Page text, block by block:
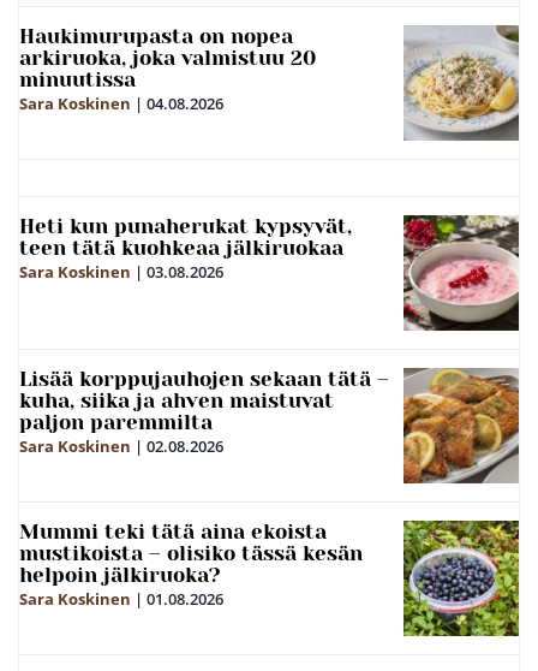
Haukimurupasta on nopea
arkiruoka, joka valmistuu 20
minuutissa
Sara Koskinen | 04.08.2026
Heti kun punaherukat kypsyvät,
teen tätä kuohkeaa jälkiruokaa
Sara Koskinen | 03.08.2026
Lisää korppujauhojen sekaan tätä –
kuha, siika ja ahven maistuvat
paljon paremmilta
Sara Koskinen | 02.08.2026
Mummi teki tätä aina ekoista
mustikoista – olisiko tässä kesän
helpoin jälkiruoka?
Sara Koskinen | 01.08.2026